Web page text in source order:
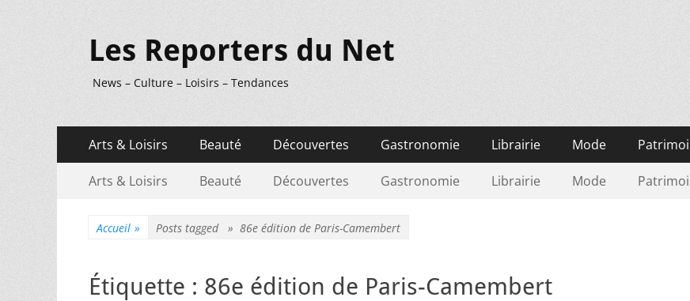
Les Reporters du Net
News – Culture – Loisirs – Tendances
Menu
principal
contenu
Arts & Loisirs Beauté Découvertes Gastronomie Librairie Mode
Menu
Arts & Loisirs Beauté Découvertes Gastronomie Librairie Mode
Accueil » Posts tagged » 86e édition de Paris-Camembert
Étiquette : 86e édition de Paris-Camembert